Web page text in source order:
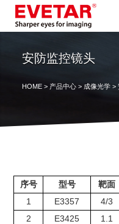
安防监控镜头
HOME> 产品中心> 成像光学>
序号 型号 靶面
1
E3357 4/3
2
E3425 1.1